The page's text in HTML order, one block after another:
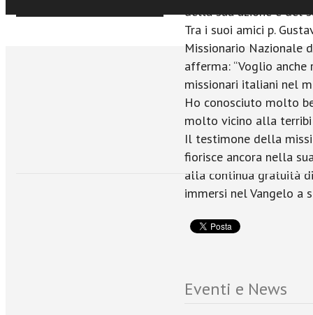
della sua azione e del
Tra i suoi amici p.
Missionario Nazionale
afferma: “Voglio
missionari italiani nel
Ho conosciuto molto
molto vicino alla
Il testimone della
fiorisce ancora nella
alla continua gratuità
immersi nel Vangelo a
Eventi e News